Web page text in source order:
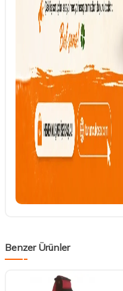
Benzer Ürünler